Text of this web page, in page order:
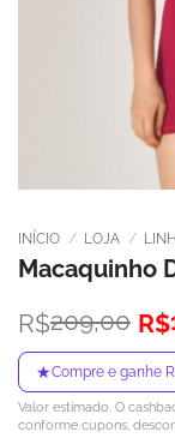
INÍCIO / LOJA /
Macaquinho
R$209,00
O
preço
original
era:
R$209,00.
R$
O
preço
atual
é:
R$104,50.
★Compre e ganhe
Valor estimado. O
conforme cupons,